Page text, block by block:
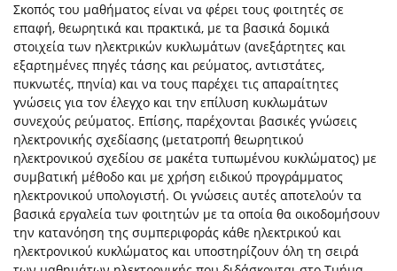
Σκοπός του μαθήματος είναι να φέρει τους φοιτητές σε
επαφή, θεωρητικά και πρακτικά, με τα βασικά δομικά
στοιχεία των ηλεκτρικών κυκλωμάτων (ανεξάρτητες και
εξαρτημένες πηγές τάσης και ρεύματος, αντιστάτες,
πυκνωτές, πηνία) και να τους παρέχει τις απαραίτητες
γνώσεις για τον έλεγχο και την επίλυση κυκλωμάτων
συνεχούς ρεύματος. Επίσης, παρέχονται βασικές γνώσεις
ηλεκτρονικής σχεδίασης (μετατροπή θεωρητικού
ηλεκτρονικού σχεδίου σε μακέτα τυπωμένου κυκλώματος) με
συμβατική μέθοδο και με χρήση ειδικού προγράμματος
ηλεκτρονικού υπολογιστή. Οι γνώσεις αυτές αποτελούν τα
βασικά εργαλεία των φοιτητών με τα οποία θα οικοδομήσουν
την κατανόηση της συμπεριφοράς κάθε ηλεκτρικού και
ηλεκτρονικού κυκλώματος και υποστηρίζουν όλη τη σειρά